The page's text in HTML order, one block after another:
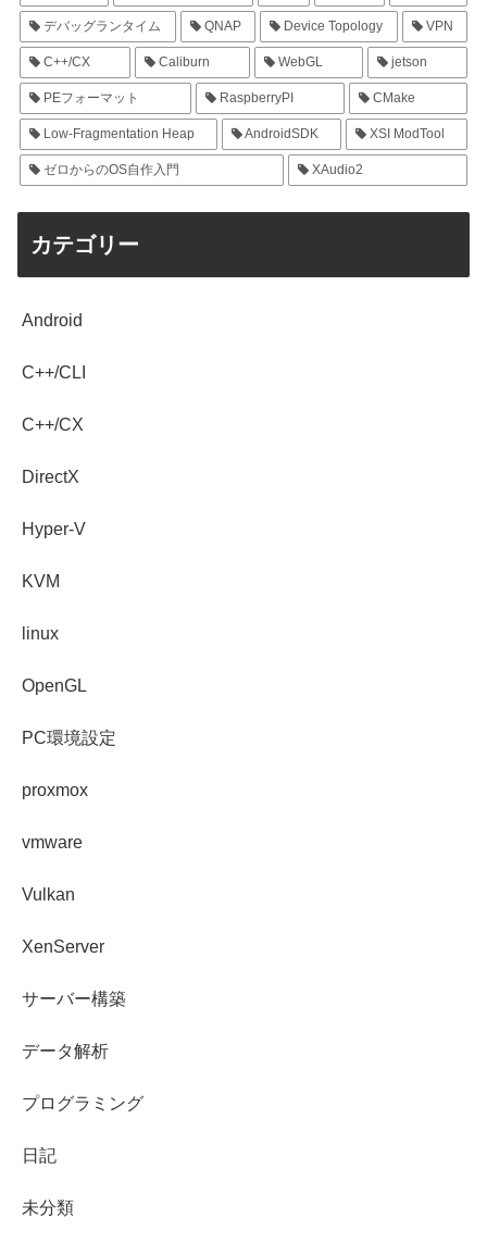
デバッグランタイム QNAP Device Topology VPN
C++/CX Caliburn WebGL jetson
PEフォーマット RaspberryPI CMake
Low-Fragmentation Heap AndroidSDK XSI ModTool
ゼロからのOS自作入門 XAudio2
カテゴリー
Android
C++/CLI
C++/CX
DirectX
Hyper-V
KVM
linux
OpenGL
PC環境設定
proxmox
vmware
Vulkan
XenServer
サーバー構築
データ解析
プログラミング
日記
未分類